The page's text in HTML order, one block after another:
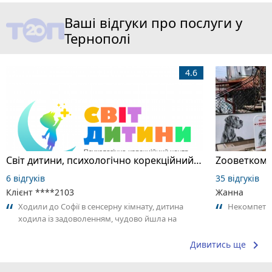
Ваші відгуки про послуги у
Тернополі
Світ дитини, психологічно корекційний центр
4.6
6 відгуків
Клієнт ****2103
Ходили до Софії в сенсерну кімнату, дитина
ходила із задоволенням, чудово йшла на
35 відгуків
Жанна
Дивитись ще keyboard_arrow_right